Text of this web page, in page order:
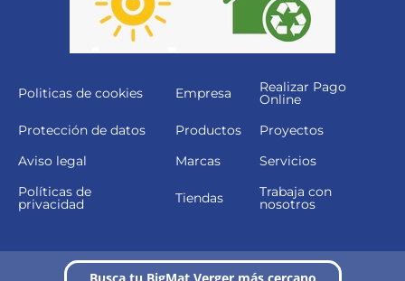
Politicas de cookies Empresa Realizar Pago
Online
Protección de datos
Productos
Proyectos
Aviso legal
Marcas
Servicios
Políticas de
privacidad Tiendas Trabaja con
nosotros